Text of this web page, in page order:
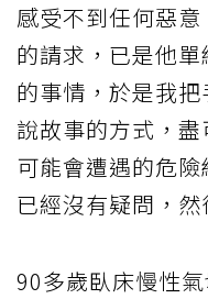
感受不到任何惡
的請求，已是他
的事情，於是我
說故事的方式，
可能會遭遇的危
已經沒有疑問，
90多歲臥床慢性